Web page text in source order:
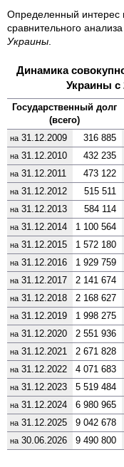
Определенный интерес
сравнительного анализа
Украины
Динамика
Украины с
Государственный долг
(всего)
на 31.12.2009 316 885
на 31.12.2010 432 235
на 31.12.2011 473 122
на 31.12.2012 515 511
на 31.12.2013 584 114
на 31.12.2014 1 100 564
на 31.12.2015 1 572 180
на 31.12.2016 1 929 759
на 31.12.2017 2 141 674
на 31.12.2018 2 168 627
на 31.12.2019 1 998 275
на 31.12.2020 2 551 936
на 31.12.2021 2 671 828
на 31.12.2022 4 071 683
на 31.12.2023 5 519 484
на 31.12.2024 6 980 965
на 31.12.2025 9 042 678
на 30.06.2026 9 490 800